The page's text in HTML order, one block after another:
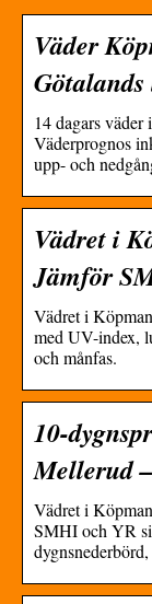
Väder
14 dagars
Väderprognos
upp- och
Vädret i
Jämför
Vädret i
med UV-index,
och månfas.
10-
Mellerud
Vädret i
SMHI och YR